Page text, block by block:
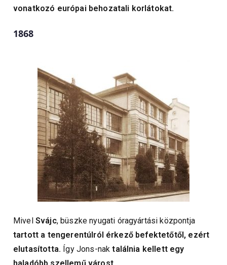
vonatkozó európai behozatali korlátokat.
1868
Mivel Svájc, büszke nyugati óragyártási központja
tartott a tengerentúlról érkező befektetőtől, ezért
elutasította. Így Jons-naktalálnia kellett egy